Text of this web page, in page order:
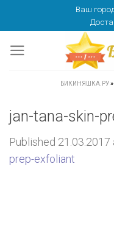
content
Ваш город
БИКИНЯШКА.РУ»
jan-tana-skin-
Published 21.03.2017
prep-exfoliant